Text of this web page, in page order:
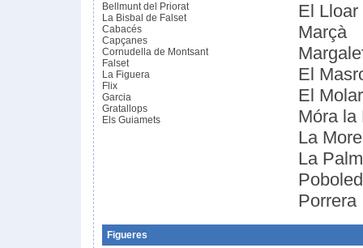
Bellmunt del Priorat
La Bisbal de Falset
Cabacés
Capçanes
Cornudella de Montsant
Falset
La Figuera
Flix
Garcia
Gratallops
Els Guiamets
El Lloar
Marçà
El
El Molar
Móra la
La
La
Porrera
Figueres